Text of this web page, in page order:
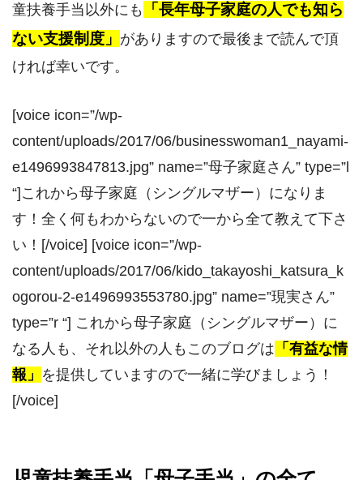
童扶養手当以外にも
「長年母子家庭の人でも知ら
ない支援制度」 がありますので最後まで読んで頂
ければ幸いです。
[voice icon=”/wp-
content/uploads/2017/06/businesswoman1_nayami-
e1496993847813.jpg” name=”母子家庭さん” type=”l
“]これから母子家庭（シングルマザー）になりま
す！全く何もわからないので一から全て教えて下さ
い！[/voice] [voice icon=”/wp-
content/uploads/2017/06/kido_takayoshi_katsura_k
ogorou-2-e1496993553780.jpg” name=”現実さん”
type=”r “] これから母子家庭（シングルマザー）に
なる人も、それ以外の人もこのブログは 「有益な情
報」 を提供していますので一緒に学びましょう！
[/voice]